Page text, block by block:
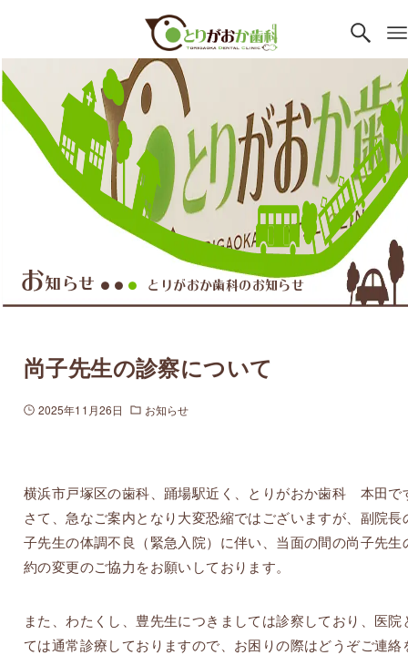
お知らせ ●● ● とりがおか歯科のお知らせ
尚子先生の診察について
2025年11月26日 お知らせ
横浜市戸塚区の歯科、踊場駅近く、とりがおか歯科 本田で
さて、急なご案内となり大変恐縮ではございますが、副院長
子先生の体調不良（緊急入院）に伴い、当面の間の尚子先生
約の変更のご協力をお願いしております。
また、わたくし、豊先生につきましては診察しており、医院
ては通常診療しておりますので、お困りの際はどうぞご連絡